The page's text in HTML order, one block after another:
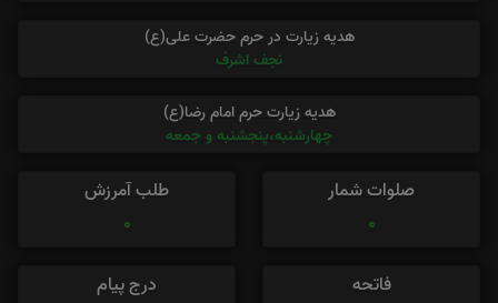
هدیه زیارت در حرم حضرت علی(ع)
نجف اشرف
هدیه زیارت حرم امام رضا(ع)
چهارشنبه،پنجشنبه و جمعه
صلوات شمار
0
طلب آمرزش
0
فاتحه
درج پیام